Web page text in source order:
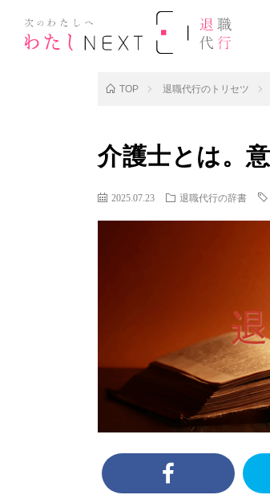
TOP 退職代行のトリセツ
介護士とは。
2025.07.23 退職代行の辞書